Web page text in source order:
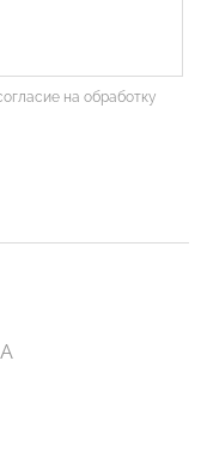
на обработку